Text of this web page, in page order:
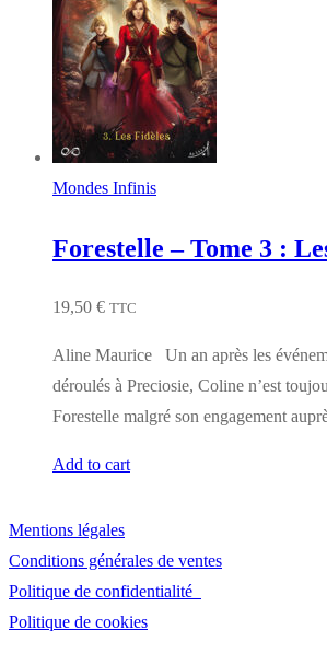
Mondes Infinis
Forestelle – Tome 3 :
19,50 € TTC
Aline Maurice Un an après les
déroulés à Preciosie, Coline n’est
Forestelle malgré son engagement
Add to cart
Mentions légales
Conditions générales de ventes
Politique de confidentialité
Politique de cookies